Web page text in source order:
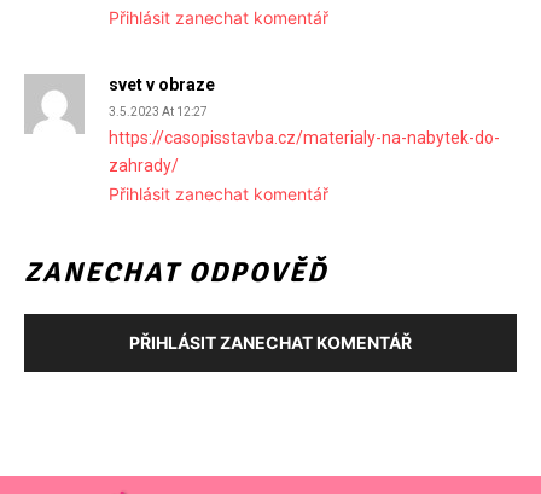
Přihlásit zanechat komentář
svet v obraze
3.5.2023 At 12:27
https://casopisstavba.cz/materialy-na-nabytek-do-
zahrady/
Přihlásit zanechat komentář
ZANECHAT ODPOVĚĎ
PŘIHLÁSIT ZANECHAT KOMENTÁŘ